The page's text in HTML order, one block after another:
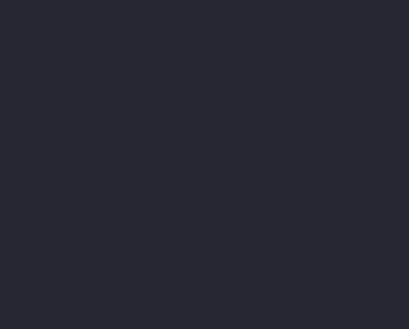
verseny)